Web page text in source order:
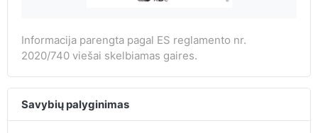
Informacija parengta pagal ES reglamento nr.
2020/740 viešai skelbiamas gaires.
Savybių palyginimas